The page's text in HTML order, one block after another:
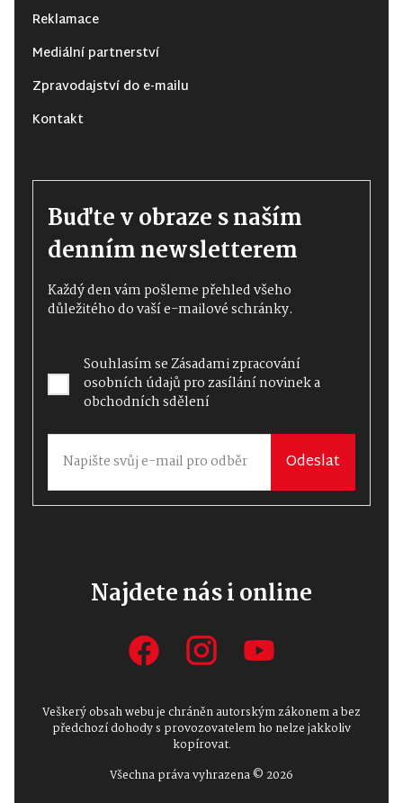
Reklamace
Mediální partnerství
Zpravodajství do e-mailu
Kontakt
Buďte v obraze s naším
denním newsletterem
Každý den vám pošleme přehled všeho
důležitého do vaší e-mailové schránky.
Souhlasím seZásadami zpracování
osobních údajůpro zasílání novinek a
obchodních sdělení
Odeslat
Najdete nás i online
Veškerý obsah webu je chráněn autorským zákonem a bez
předchozí dohody s provozovatelem ho nelze jakkoliv
kopírovat.
Všechna práva vyhrazena © 2026